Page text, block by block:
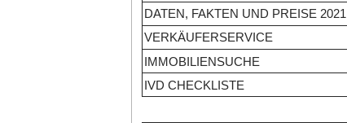
DATEN, FAKTEN UND PREISE 2021
VERKÄUFERSERVICE
IMMOBILIENSUCHE
IVD CHECKLISTE